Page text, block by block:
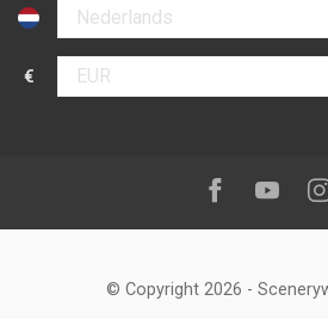
Selecteer taal
€
Selecteer valuta
Volg ons op:
© Copyright 2026 -